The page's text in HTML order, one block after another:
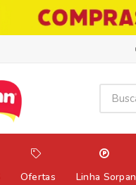
Ofertas Linha Sorpan